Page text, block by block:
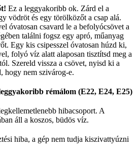
Ez a leggyakoribb ok. Zárd el a
vödröt és egy törölközőt a csap alá.
óvatosan csavard le a befolyócsövet a
találni fogsz egy apró, műanyag
Egy kis csipesszel óvatosan húzd ki,
folyó víz alatt alaposan tisztítsd meg a
Szereld vissza a csövet, nyisd ki a
hogy nem szivárog-e.
rémálom (E22, E24, E25)
hibacsoport. A
áll a koszos, büdös víz.
hiba, a gép nem tudja kiszivattyúzni